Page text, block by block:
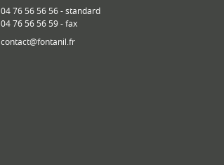
04 76 56 56 56 - standard
04 76 56 56 59 - fax
contact@fontanil.fr